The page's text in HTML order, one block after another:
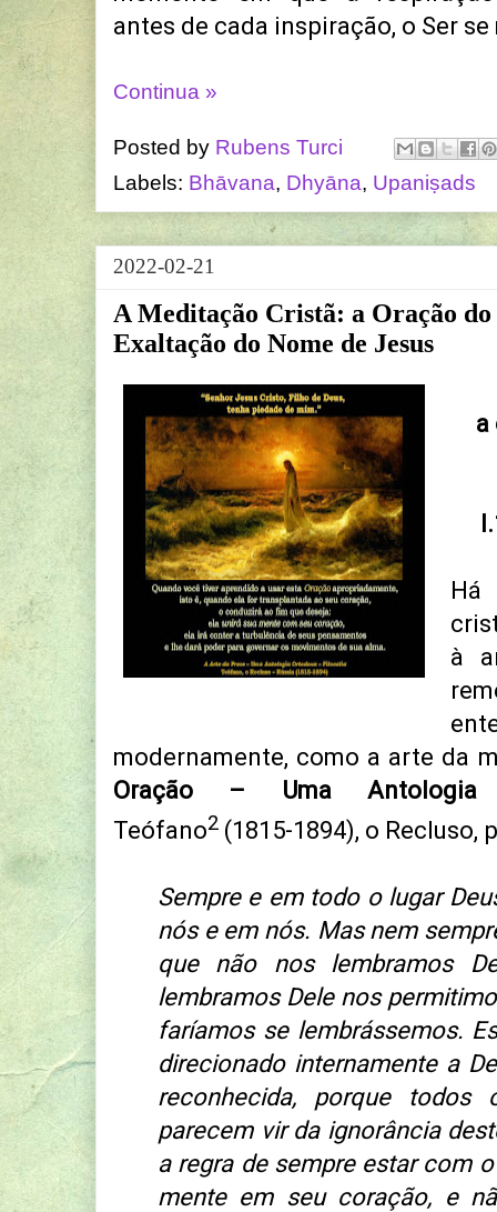
antes de cada inspiração, o Ser
Continua »
Posted by Rubens Turci
Labels: Bhāvana, Dhyāna, Upaniṣads
2022-02-21
A Meditação Cristã: a Oração do
Exaltação do Nome de Jesus
a
à
modernamente, como a arte da
Oração – Uma Antologia
Teófano2 (1815-1894), o Recluso,
Sempre e em todo o lugar
nós e em nós. Mas nem
que não nos lembramos
lembramos Dele nos
faríamos se lembrássemos.
direcionado internamente a
reconhecida, porque
parecem vir da ignorância
a regra de sempre estar com
mente em seu coração, e